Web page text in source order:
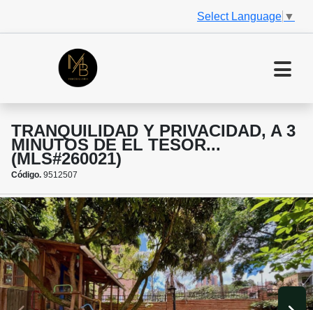
Select Language ▼
TRANQUILIDAD Y PRIVACIDAD, A 3
MINUTOS DE EL TESOR...
(MLS#260021)
Código. 9512507